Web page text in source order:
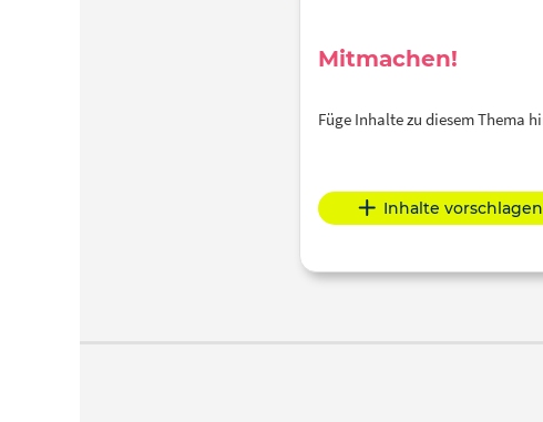
Mitmachen!
Füge Inhalte zu diesem Thema
Inhalte vorschlagen